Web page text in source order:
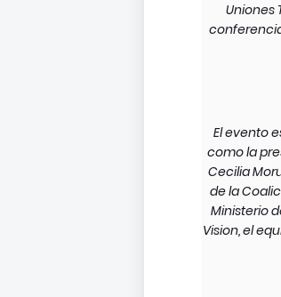
Uniones
El evento
como la
Cecilia
de la
Ministerio
Vision, el